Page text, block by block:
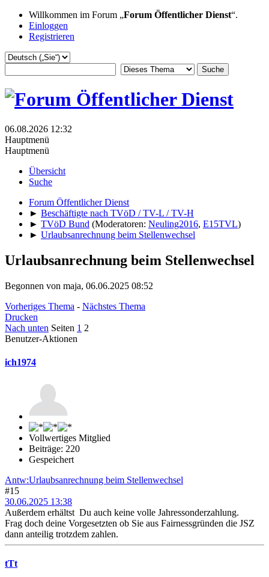
Willkommen im Forum „Forum Öffentlicher Dienst“.
Einloggen
Registrieren
06.08.2026 12:32
Hauptmenü
Hauptmenü
Übersicht
Suche
Forum Öffentlicher Dienst
► Beschäftigte nach TVöD / TV-L / TV-H
► TVöD Bund (Moderatoren: Neuling2016, E15TVL)
► Urlaubsanrechnung beim Stellenwechsel
Urlaubsanrechnung beim Stellenwechsel
Begonnen von maja, 06.06.2025 08:52
Vorheriges Thema - Nächstes Thema
Drucken
Nach unten Seiten 1 2
Benutzer-Aktionen
ich1974
Vollwertiges Mitglied
Beiträge: 220
Gespeichert
Antw:Urlaubsanrechnung beim Stellenwechsel
#15
30.06.2025 13:38
Außerdem erhältst Du auch keine volle Jahressonderzahlung.
Frag doch deine Vorgesetzten ob Sie aus Fairnessgründen die JSZ
dann anteilig trotzdem zahlen.
tTt